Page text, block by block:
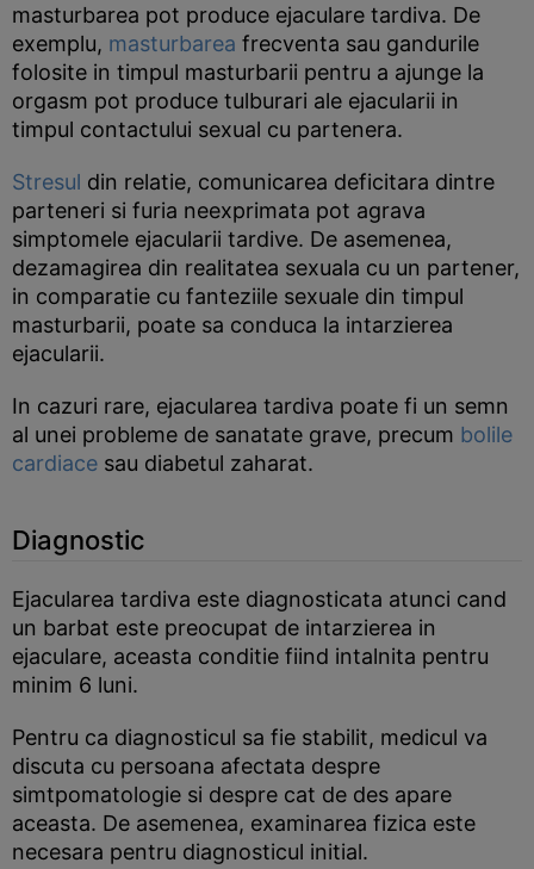
masturbarea pot produce ejaculare tardiva. De
exemplu, masturbarea frecventa sau gandurile
folosite in timpul masturbarii pentru a ajunge la
orgasm pot produce tulburari ale ejacularii in
timpul contactului sexual cu partenera.
Stresul din relatie, comunicarea deficitara dintre
parteneri si furia neexprimata pot agrava
simptomele ejacularii tardive. De asemenea,
dezamagirea din realitatea sexuala cu un partener,
in comparatie cu fanteziile sexuale din timpul
masturbarii, poate sa conduca la intarzierea
ejacularii.
In cazuri rare, ejacularea tardiva poate fi un semn
al unei probleme de sanatate grave, precum bolile
cardiace sau diabetul zaharat.
Diagnostic
Ejacularea tardiva este diagnosticata atunci cand
un barbat este preocupat de intarzierea in
ejaculare, aceasta conditie fiind intalnita pentru
minim 6 luni.
Pentru ca diagnosticul sa fie stabilit, medicul va
discuta cu persoana afectata despre
simtpomatologie si despre cat de des apare
aceasta. De asemenea, examinarea fizica este
necesara pentru diagnosticul initial.